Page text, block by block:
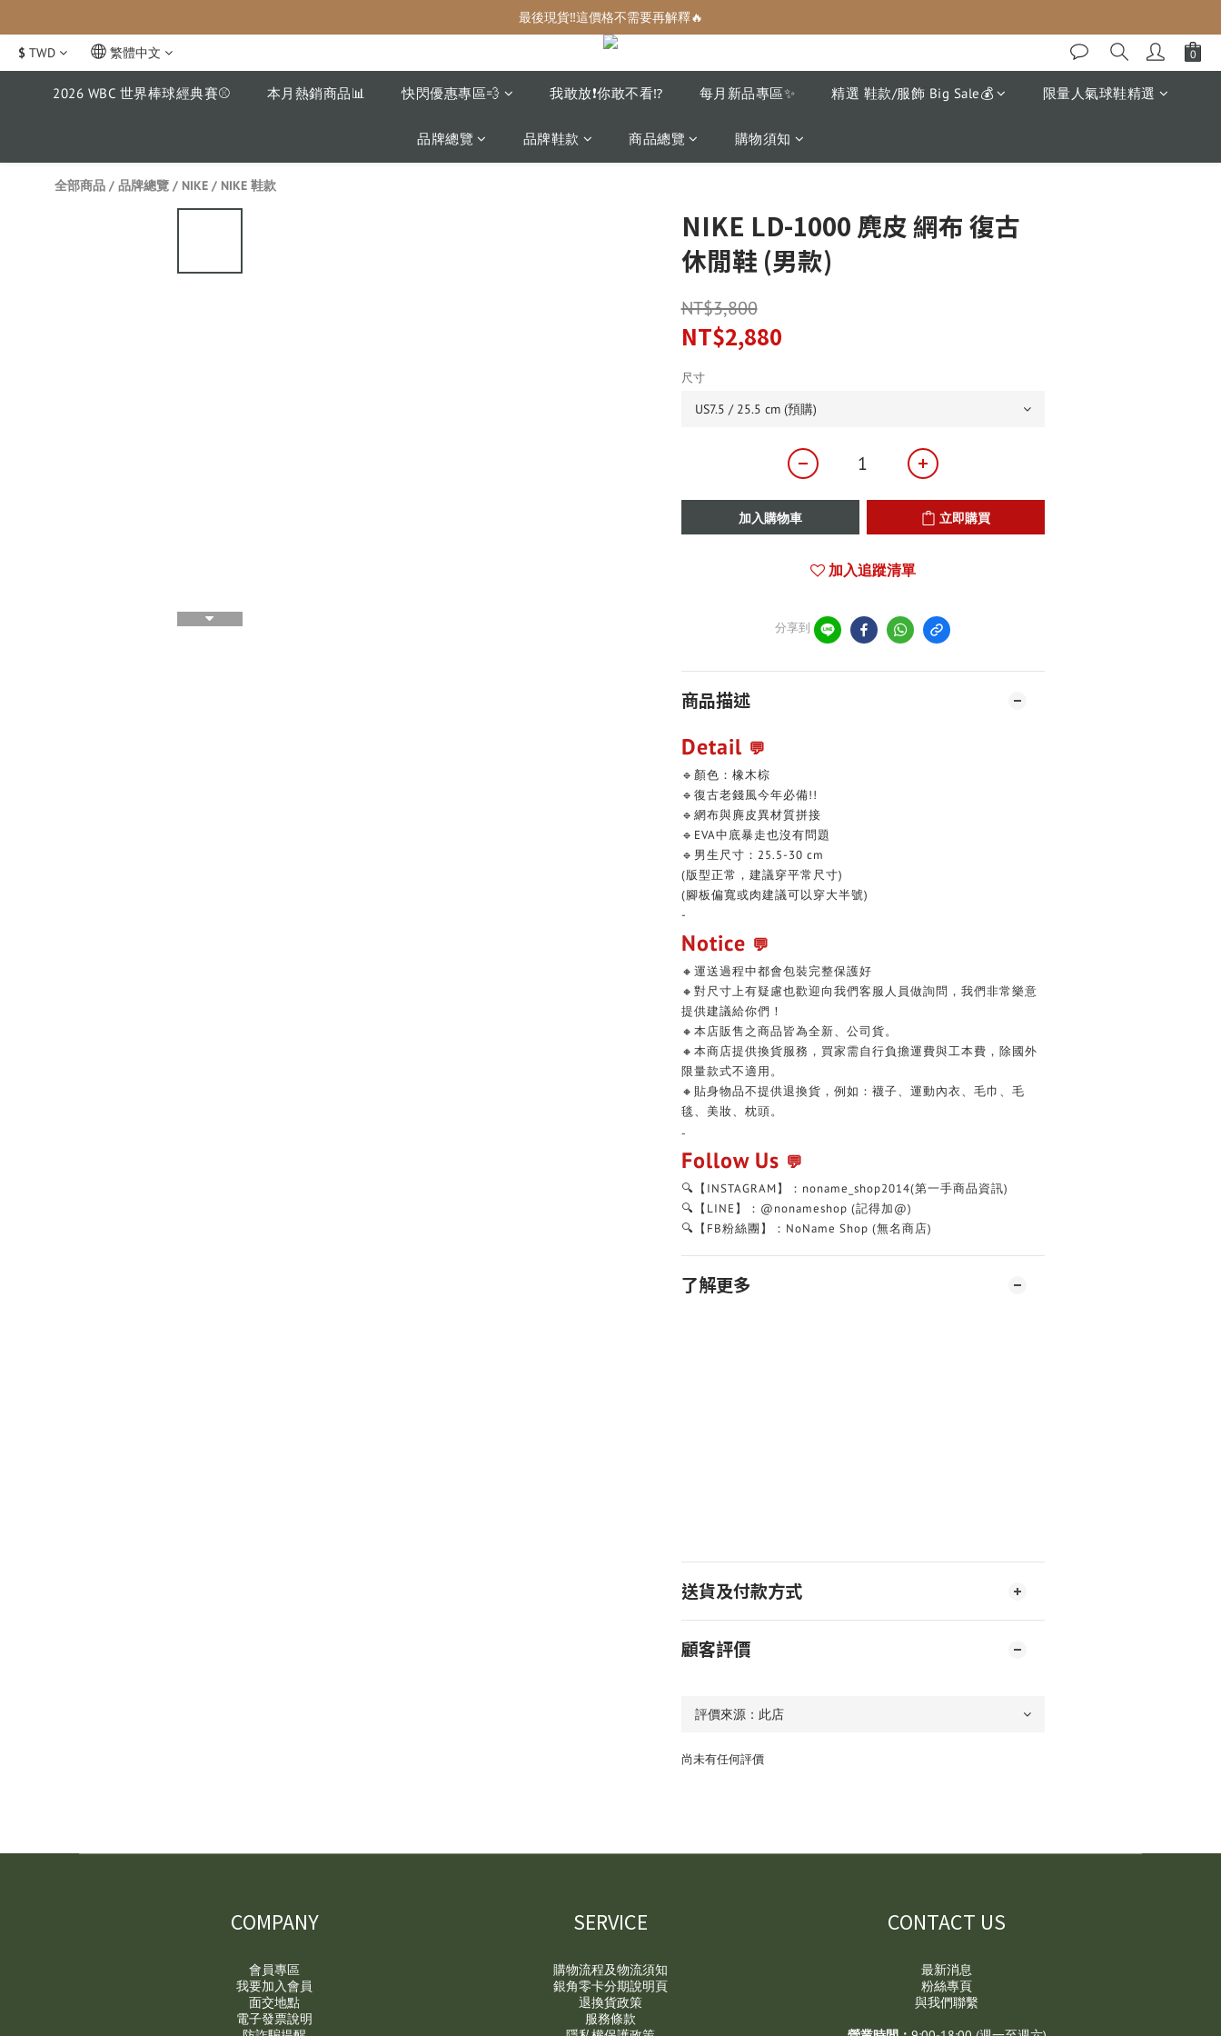
增加生活儀式感的小可愛們🎀
最後現貨‼️這價格不需要再解釋🔥
增加生活儀式感的小可愛們🎀
$ TWD 繁體中文
2026 WBC 世界棒球經典賽⚾️ 本月熱銷商品📊 快閃優惠專區💨 我敢放❗️你敢不看⁉️ 每月新品專區✨ 精選 鞋款/服飾 Big Sale💰 限量人氣球鞋精選
品牌總覽 品牌鞋款 商品總覽 購物須知
全部商品 / 品牌總覽 / NIKE / NIKE 鞋款
NIKE LD-1000 麂皮 網布 復古
休閒鞋 (男款)
NT$3,800
NT$2,880
尺寸
加入購物車 立即購買
加入追蹤清單
分享到
商品描述
Detail 💬
🔹顏色：橡木棕
🔹復古老錢風今年必備!!
🔹網布與麂皮異材質拼接
🔹EVA中底暴走也沒有問題
🔹男生尺寸：25.5-30 cm
(版型正常，建議穿平常尺寸)
(腳板偏寬或肉建議可以穿大半號)
-
Notice 💬
🔸運送過程中都會包裝完整保護好
🔸對尺寸上有疑慮也歡迎向我們客服人員做詢問，我們非常樂意
提供建議給你們！
🔸本店販售之商品皆為全新、公司貨。
🔸本商店提供換貨服務，買家需自行負擔運費與工本費，除國外
限量款式不適用。
🔸貼身物品不提供退換貨，例如：襪子、運動內衣、毛巾、毛
毯、美妝、枕頭。
-
Follow Us 💬
🔍【INSTAGRAM】：noname_shop2014(第一手商品資訊)
🔍【LINE】：@nonameshop (記得加@)
🔍【FB粉絲團】：NoName Shop (無名商店)
了解更多
送貨及付款方式
顧客評價
尚未有任何評價
COMPANY
會員專區
我要加入會員
面交地點
電子發票說明
SERVICE
購物流程及物流須知
銀角零卡分期說明頁
退換貨政策
服務條款
CONTACT US
最新消息
粉絲專頁
與我們聯繫